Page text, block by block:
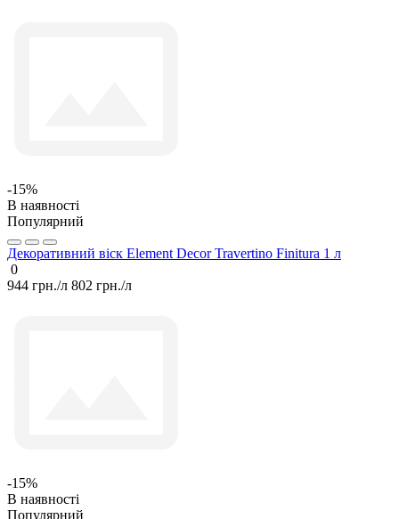
-15%
В наявності
Популярний
Декоративний віск Element Decor Travertino Finitura 1 л
0
944 грн./л 802 грн./л
-15%
В наявності
Популярний